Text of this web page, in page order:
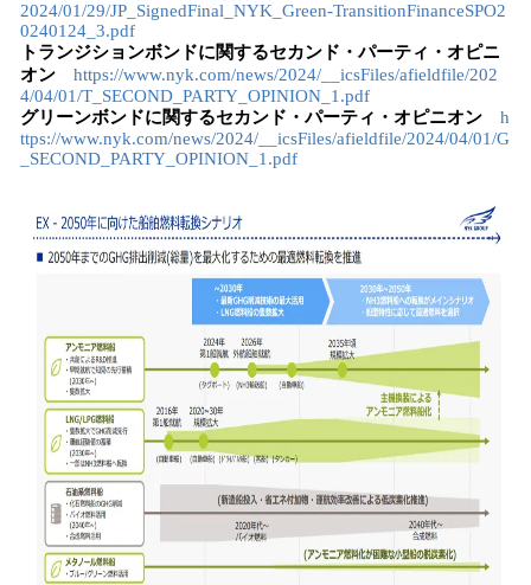
2024/01/29/JP_SignedFinal_NYK_Green-TransitionFinanceSPO2
0240124_3.pdf
トランジションボンドに関するセカンド・パーティ・オピニ
オン https://www.nyk.com/news/2024/__icsFiles/afieldfile/202
4/04/01/T_SECOND_PARTY_OPINION_1.pdf
グリーンボンドに関するセカンド・パーティ・オピニオン h
ttps://www.nyk.com/news/2024/__icsFiles/afieldfile/2024/04/01/G
_SECOND_PARTY_OPINION_1.pdf